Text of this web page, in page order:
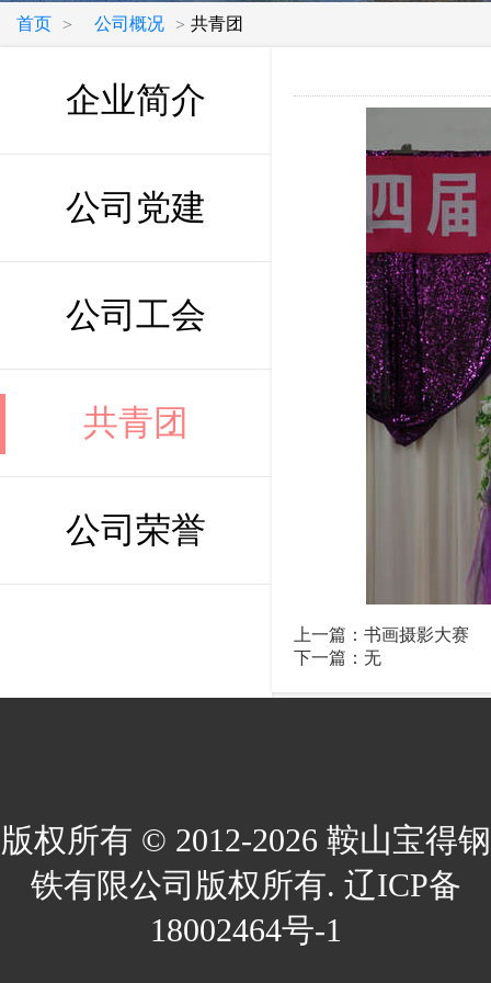
首页 > 公司概况 > 共青团
企业简介
公司党建
公司工会
共青团
公司荣誉
上一篇： 书画摄影大赛
下一篇：无
版权所有 © 2012-2026 鞍山宝得钢
铁有限公司版权所有. 辽ICP备
18002464号-1